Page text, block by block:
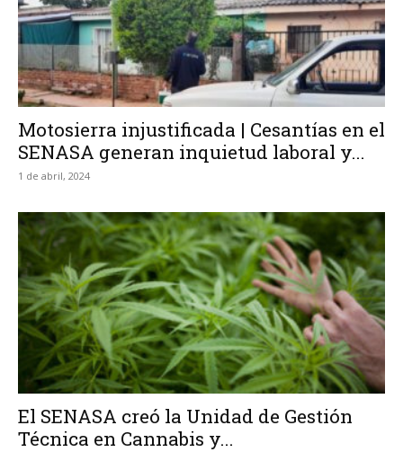
Motosierra injustificada | Cesantías en el
SENASA generan inquietud laboral y...
1 de abril, 2024
El SENASA creó la Unidad de Gestión
Técnica en Cannabis y...